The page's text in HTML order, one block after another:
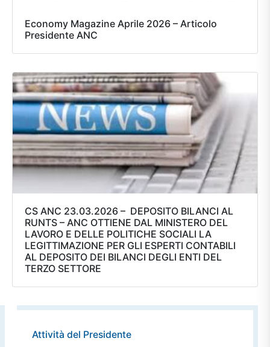
Economy Magazine Aprile 2026 – Articolo
Presidente ANC
CS ANC 23.03.2026 – DEPOSITO BILANCI AL
RUNTS – ANC OTTIENE DAL MINISTERO DEL
LAVORO E DELLE POLITICHE SOCIALI LA
LEGITTIMAZIONE PER GLI ESPERTI CONTABILI
AL DEPOSITO DEI BILANCI DEGLI ENTI DEL
TERZO SETTORE
Attività del Presidente